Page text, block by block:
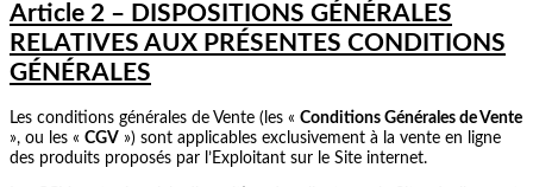
Article 2 – DISPOSITIONS GÉNÉRALES
RELATIVES AUX PRÉSENTES CONDITIONS
GÉNÉRALES
Les conditions générales de Vente (les « Conditions Générales de Vente
», ou les « CGV ») sont applicables exclusivement à la vente en ligne
des produits proposés par l’Exploitant sur le Site internet.